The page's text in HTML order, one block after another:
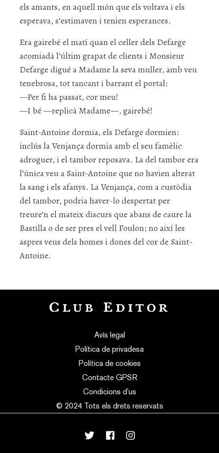
els amants, en aquell món que els voltava i els
esperava, s’estimaven i tenien esperances.
Era gairebé el matí quan el celler dels Defarge
acomiadà l’últim grapat de clients i Monsieur
Defarge digué a Madame la seva muller, amb veu
tenebrosa, tot tancant i barrant el portal:
—Per fi ha passat, cor meu!
—I bé —replicà Madame—, gairebé!
Saint-Antoine dormia, els Defarge dormien:
inclús la Venjança dormia amb el seu famèlic
adroguer, i el tambor reposava. La del tambor era
l’única veu a Saint-Antoine que no havien alterat
la sang i els afanys. La Venjança, com a custòdia
del tambor, podria haver-lo despertat per
treure’n el mateix discurs que abans de caure la
Bastilla o de ser pres el vell Foulon; no així les
aspres veus dels homes i dones del cor de Saint-
Antoine.
Avís legal
Política de privadesa
Política de cookies
Contacte GPSR
Condicions d’us
© 2024 Tots els drets reservats